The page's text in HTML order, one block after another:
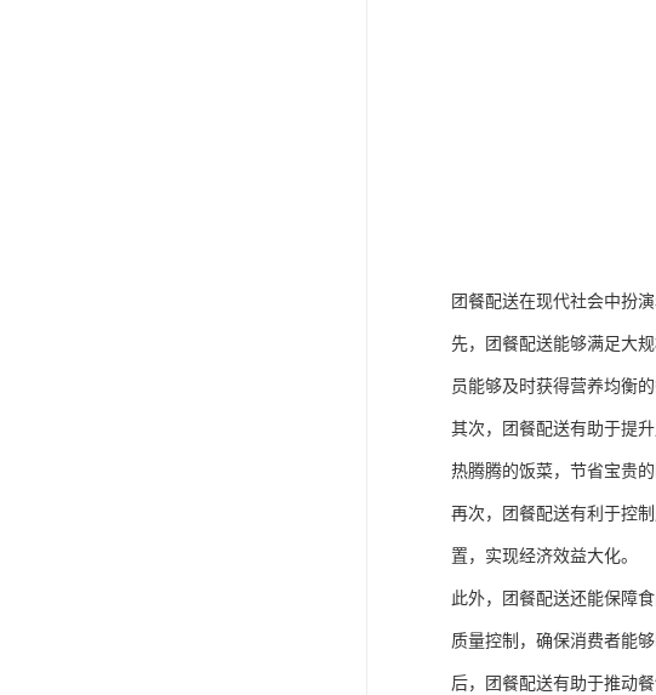
团餐配送在现代社会中扮
先，团餐配送能够满足大
员能够及时获得营养均衡的
其次，团餐配送有助于提
热腾腾的饭菜，节省宝贵的
再次，团餐配送有利于控
置，实现经济效益大化。
此外，团餐配送还能保障
质量控制，确保消费者能
后，团餐配送有助于推动